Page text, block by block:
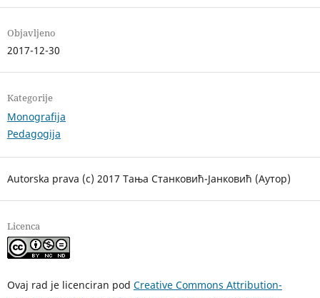
Objavljeno
2017-12-30
Kategorije
Monografija
Pedagogija
Autorska prava (c) 2017 Тања Станковић-Јанковић (Аутор)
Licenca
Ovaj rad je licenciran pod Creative Commons Attribution-